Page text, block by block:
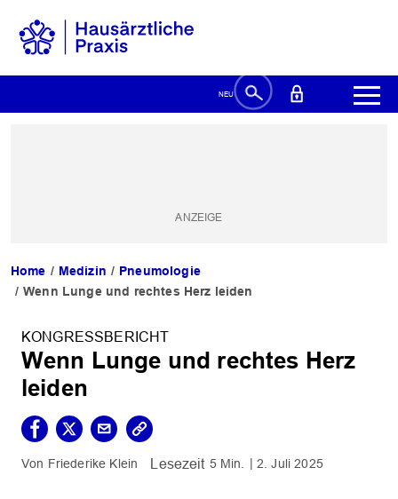
Home Medizin
Pneumologie
Wenn Lunge und rechtes Herz leiden
KONGRESSBERICHT
Wenn Lunge und rechtes Herz
leiden
Friederike Klein 5 Min. 2. Juli 2025